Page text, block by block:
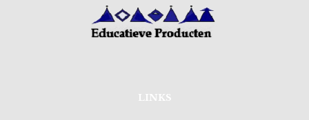
LINKS